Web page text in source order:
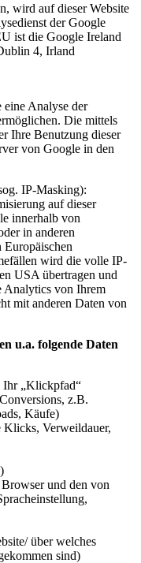
wird auf dieser Website
der Google
ist die Google Ireland
4, Irland
Analyse der
Die mittels
Ihre Benutzung dieser
von Google in den
IP-Masking):
auf dieser
innerhalb von
in anderen
Europäischen
wird die volle IP-
USA übertragen und
Analytics von Ihrem
mit anderen Daten von
u.a. folgende Daten
Ihr „Klickpfad“
z.B.
Käufe)
Klicks, Verweildauer,
und den von
über welches
sind)